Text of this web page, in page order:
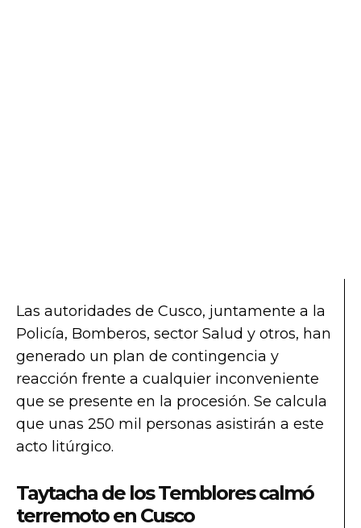
Las autoridades de Cusco, juntamente a la
Policía, Bomberos, sector Salud y otros, han
generado un plan de contingencia y
reacción frente a cualquier inconveniente
que se presente en la procesión. Se calcula
que unas 250 mil personas asistirán a este
acto litúrgico.
Taytacha de los Temblores calmó
terremoto en Cusco